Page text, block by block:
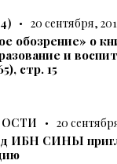
20 сентября,
обозрение» о
и
стр. 15
20
ИБН СИНЫ